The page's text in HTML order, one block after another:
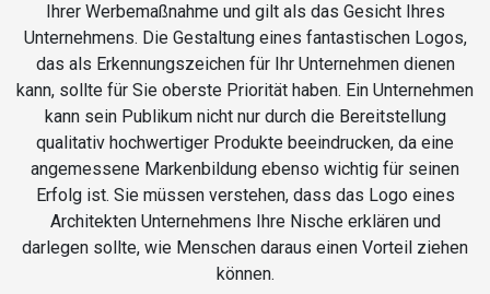
Ihrer Werbemaßnahme und gilt als das Gesicht Ihres
Unternehmens. Die Gestaltung eines fantastischen Logos,
das als Erkennungszeichen für Ihr Unternehmen dienen
kann, sollte für Sie oberste Priorität haben. Ein Unternehmen
kann sein Publikum nicht nur durch die Bereitstellung
qualitativ hochwertiger Produkte beeindrucken, da eine
angemessene Markenbildung ebenso wichtig für seinen
Erfolg ist. Sie müssen verstehen, dass das Logo eines
Architekten Unternehmens Ihre Nische erklären und
darlegen sollte, wie Menschen daraus einen Vorteil ziehen
können.